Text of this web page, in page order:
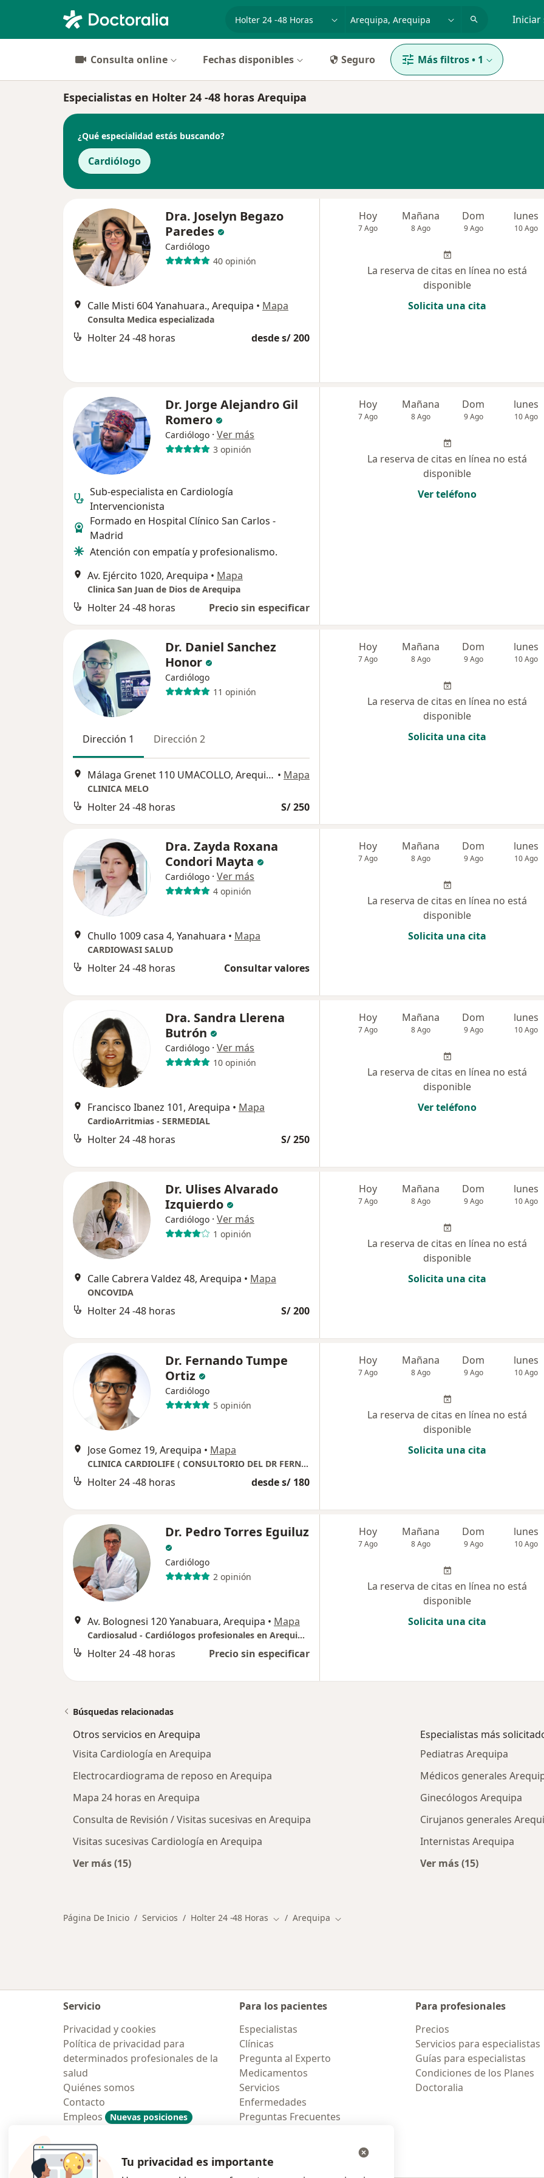
Iniciar
Consulta online Fechas disponibles Seguro Más filtros• 1
Especialistas en Holter 24 -48 horas Arequipa
¿Qué especialidad estás buscando?
Cardiólogo
Dra. Joselyn Begazo
Paredes
Cardiólogo
40 opinión
Calle Misti 604 Yanahuara., Arequipa • Mapa
Consulta Medica especializada
Holter 24 -48 horas desde s/ 200
Hoy
7 Ago
Mañana
8 Ago
Dom
9 Ago
lunes
10 Ago
La reserva de citas en línea no está
disponible
Solicita una cita
Dr. Jorge Alejandro Gil
Romero
Cardiólogo · Ver más
3 opinión
Sub-especialista en Cardiología
Intervencionista
Formado en Hospital Clínico San Carlos -
Madrid
Atención con empatía y profesionalismo.
Av. Ejército 1020, Arequipa • Mapa
Clinica San Juan de Dios de Arequipa
Holter 24 -48 horas Precio sin especificar
Hoy
7 Ago
Mañana
8 Ago
Dom
9 Ago
lunes
10 Ago
La reserva de citas en línea no está
disponible
Ver teléfono
Dr. Daniel Sanchez
Honor
Cardiólogo
11 opinión
Dirección 1 Dirección 2
Málaga Grenet 110 UMACOLLO, Arequipa • Mapa
CLINICA MELO
Holter 24 -48 horas S/ 250
Hoy
7 Ago
Mañana
8 Ago
Dom
9 Ago
lunes
10 Ago
La reserva de citas en línea no está
disponible
Solicita una cita
Dra. Zayda Roxana
Condori Mayta
Cardiólogo · Ver más
4 opinión
Chullo 1009 casa 4, Yanahuara • Mapa
CARDIOWASI SALUD
Holter 24 -48 horas Consultar valores
Hoy
7 Ago
Mañana
8 Ago
Dom
9 Ago
lunes
10 Ago
La reserva de citas en línea no está
disponible
Solicita una cita
Dra. Sandra Llerena
Butrón
Cardiólogo · Ver más
10 opinión
Francisco Ibanez 101, Arequipa • Mapa
CardioArritmias - SERMEDIAL
Holter 24 -48 horas S/ 250
Hoy
7 Ago
Mañana
8 Ago
Dom
9 Ago
lunes
10 Ago
La reserva de citas en línea no está
disponible
Ver teléfono
Dr. Ulises Alvarado
Izquierdo
Cardiólogo · Ver más
1 opinión
Calle Cabrera Valdez 48, Arequipa • Mapa
ONCOVIDA
Holter 24 -48 horas S/ 200
Hoy
7 Ago
Mañana
8 Ago
Dom
9 Ago
lunes
10 Ago
La reserva de citas en línea no está
disponible
Solicita una cita
Dr. Fernando Tumpe
Ortiz
Cardiólogo
5 opinión
Jose Gomez 19, Arequipa • Mapa
CLINICA CARDIOLIFE ( CONSULTORIO DEL DR FERNANDO TUMPE)
Holter 24 -48 horas desde s/ 180
Hoy
7 Ago
Mañana
8 Ago
Dom
9 Ago
lunes
10 Ago
La reserva de citas en línea no está
disponible
Solicita una cita
Dr. Pedro Torres Eguiluz
Cardiólogo
2 opinión
Av. Bolognesi 120 Yanabuara, Arequipa • Mapa
Cardiosalud - Cardiólogos profesionales en Arequipa Centro especializado en Cardiologia
Holter 24 -48 horas Precio sin especificar
Hoy
7 Ago
Mañana
8 Ago
Dom
9 Ago
lunes
10 Ago
La reserva de citas en línea no está
disponible
Solicita una cita
Búsquedas relacionadas
Otros servicios en Arequipa
Visita Cardiología en Arequipa
Electrocardiograma de reposo en Arequipa
Mapa 24 horas en Arequipa
Consulta de Revisión / Visitas sucesivas en Arequipa
Visitas sucesivas Cardiología en Arequipa
Ver más (15)
Especialistas más
Pediatras Arequipa
Médicos generales
Ginecólogos Arequipa
Cirujanos generales
Internistas Arequipa
Ver más (15)
Página De Inicio Servicios Holter 24 -48 Horas Cambiar de ciudad
Arequipa Cambiar de ciudad
Servicio
Privacidad y cookies
Política de privacidad para
determinados profesionales de la
salud
Quiénes somos
Contacto
Empleos
Nuevas posiciones
Contratación
Para los pacientes
Especialistas
Clínicas
Pregunta al Experto
Medicamentos
Servicios
Enfermedades
Preguntas Frecuentes
Para profesionales
Precios
Servicios para especialistas
Guías para especialistas
Condiciones de los Planes
Doctoralia
Tu privacidad es importante